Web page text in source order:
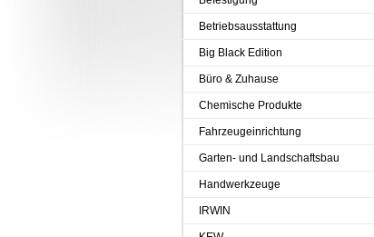
Betriebsausstattung
Big Black Edition
Büro & Zuhause
Chemische Produkte
Fahrzeugeinrichtung
Garten- und Landschaftsbau
Handwerkzeuge
IRWIN